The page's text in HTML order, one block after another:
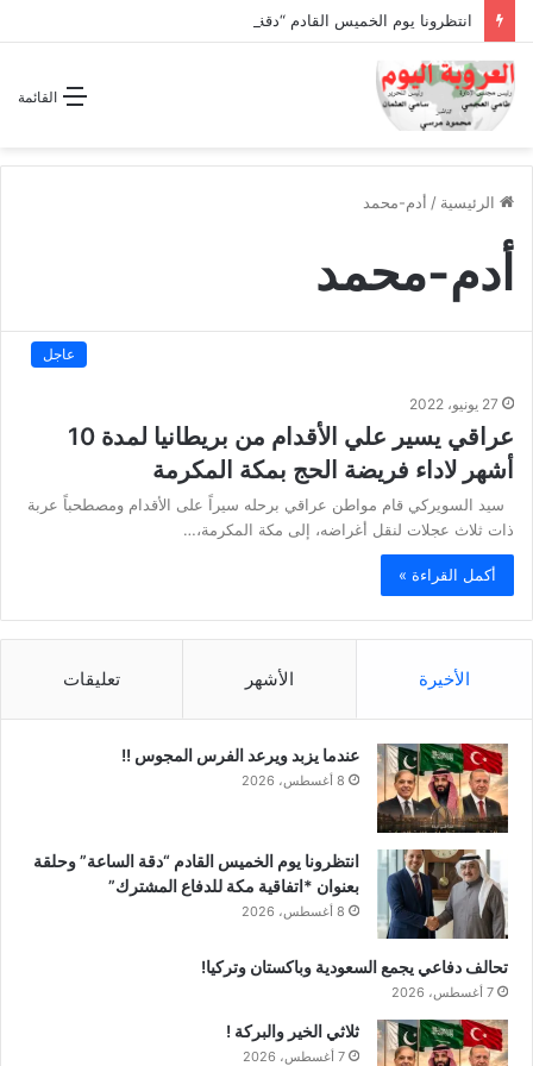
القائمة
الرئيسية / أدم-محمد
أدم-محمد
عاجل
27 يونيو، 2022
عراقي يسير علي الأقدام من بريطانيا لمدة 10
أشهر لاداء فريضة الحج بمكة المكرمة
سيد السويركي قام مواطن عراقي برحله سيراً على الأقدام ومصطحباً عربة
ذات ثلاث عجلات لنقل أغراضه، إلى مكة المكرمة،…
أكمل القراءة »
الأخيرة الأشهر تعليقات
عندما يزبد ويرعد الفرس المجوس !!
8 أغسطس، 2026
انتظرونا يوم الخميس القادم “دقة الساعة” وحلقة
بعنوان *اتفاقية مكة للدفاع المشترك”
8 أغسطس، 2026
تحالف دفاعي يجمع السعودية وباكستان وتركيا!
7 أغسطس، 2026
ثلاثي الخير والبركة !
7 أغسطس، 2026